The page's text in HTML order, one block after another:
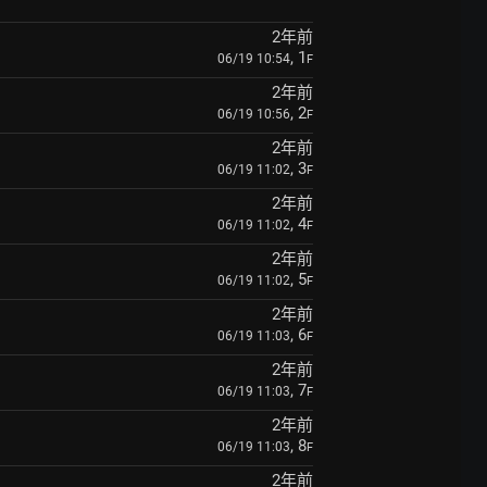
2年前
06/19 10:54, 1 F
2年前
06/19 10:56, 2F
2年前
06/19 11:02, 3F
2年前
06/19 11:02, 4F
2年前
06/19 11:02, 5F
2年前
06/19 11:03, 6F
2年前
06/19 11:03, 7F
2年前
06/19 11:03, 8F
2年前